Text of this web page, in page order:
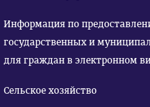
Информация по
государственных и
для граждан в электронном
Сельское хозяйство